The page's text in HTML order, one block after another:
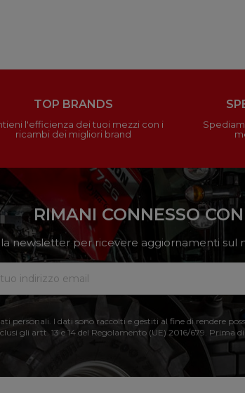
TOP BRANDS
l'efficienza dei tuoi mezzi con i
ricambi dei migliori brand
RIMANI CONNESSO
newsletter per ricevere aggiornamenti sul
personali. I dati sono raccolti e gestiti al fine di rendere
gli artt. 13 e 14 del Regolamento (UE) 2016/679. Prima